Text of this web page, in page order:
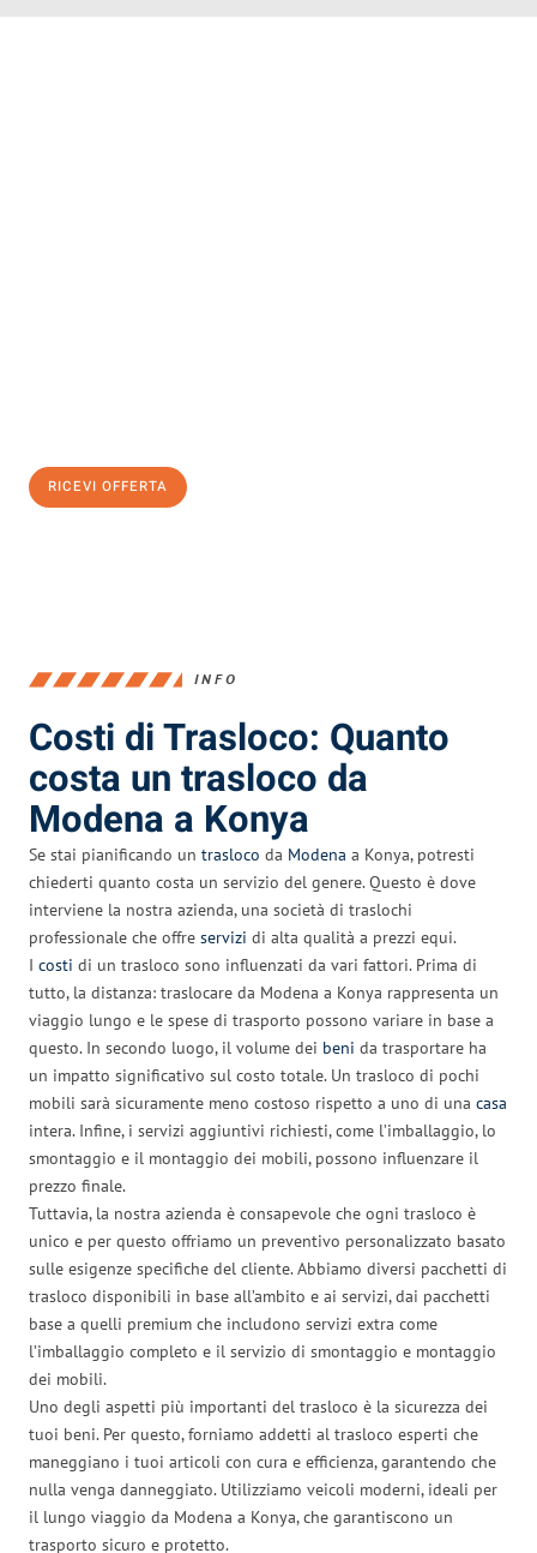
RICEVI OFFERTA
INFO
Costi di Trasloco: Quanto
costa un trasloco da
Modena a Konya
Se stai pianificando un trasloco da Modena a Konya, potresti
chiederti quanto costa un servizio del genere. Questo è dove
interviene la nostra azienda, una società di traslochi
professionale che offre servizi di alta qualità a prezzi equi.
I costi di un trasloco sono influenzati da vari fattori. Prima di
tutto, la distanza: traslocare da Modena a Konya rappresenta un
viaggio lungo e le spese di trasporto possono variare in base a
questo. In secondo luogo, il volume dei beni da trasportare ha
un impatto significativo sul costo totale. Un trasloco di pochi
mobili sarà sicuramente meno costoso rispetto a uno di una casa
intera. Infine, i servizi aggiuntivi richiesti, come l’imballaggio, lo
smontaggio e il montaggio dei mobili, possono influenzare il
prezzo finale.
Tuttavia, la nostra azienda è consapevole che ogni trasloco è
unico e per questo offriamo un preventivo personalizzato basato
sulle esigenze specifiche del cliente. Abbiamo diversi pacchetti di
trasloco disponibili in base all’ambito e ai servizi, dai pacchetti
base a quelli premium che includono servizi extra come
l’imballaggio completo e il servizio di smontaggio e montaggio
dei mobili.
Uno degli aspetti più importanti del trasloco è la sicurezza dei
tuoi beni. Per questo, forniamo addetti al trasloco esperti che
maneggiano i tuoi articoli con cura e efficienza, garantendo che
nulla venga danneggiato. Utilizziamo veicoli moderni, ideali per
il lungo viaggio da Modena a Konya, che garantiscono un
trasporto sicuro e protetto.